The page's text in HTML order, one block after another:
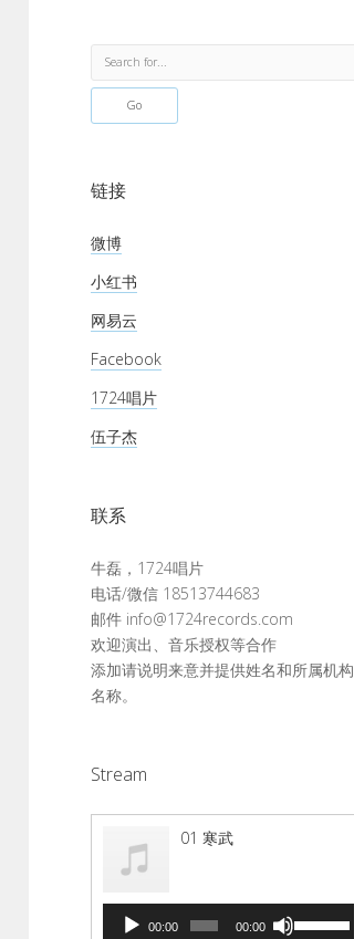
Sidebar
Search
链接
微博
小红书
网易云
Facebook
1724唱片
伍子杰
联系
牛磊，1724唱片
电话/微信 18513744683
邮件 info@1724records.com
欢迎演出、音乐授权等合作
添加请说明来意并提供姓名和所属机构
名称。
Stream
01 寒武
00:00 00:00